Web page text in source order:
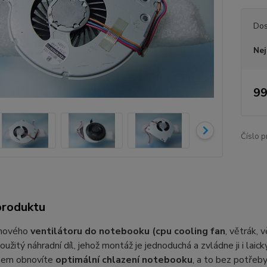
Číslo
ventilátoru do notebooku (cpu cooling fan, větrák,
náhradní díl, jehož montáž je jednoduchá a zvládne ji i
obnovíte optimální chlazení notebooku, a to bez